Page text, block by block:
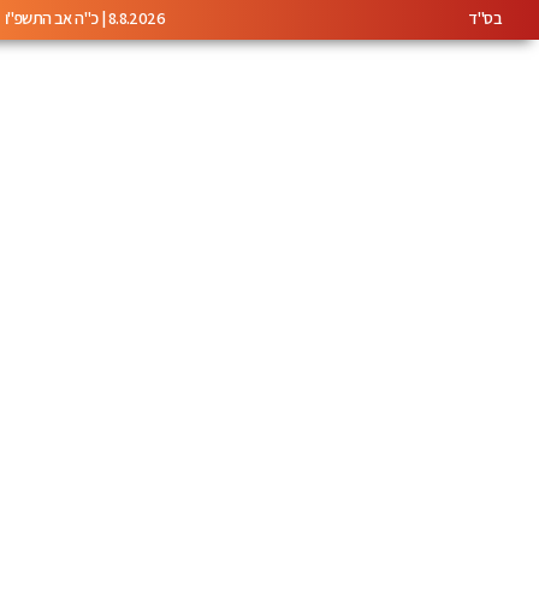
בס"ד 8.8.2026 | כ"ה אב התשפ"ו